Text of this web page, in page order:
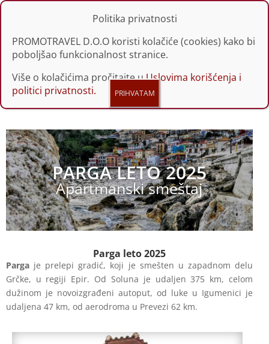
PARGA LETO 2025
Apartmanski smeštaj
Parga leto 2025
Pargaje prelepi gradić, koji je smešten u zapadnom delu
Grčke, u regiji Epir. Od Soluna je udaljen 375 km, celom
dužinom je novoizgrađeni autoput, od luke u Igumenici je
udaljena 47 km, od aerodroma u Prevezi 62 km.
Politika privatnosti
PROMOTRAVEL D.O.O koristi kolačiće (cookies) kako bi
poboljšao funkcionalnost stranice.
Više o kolačićima pročitajte uUslovima korišćenja i
politici privatnosti.